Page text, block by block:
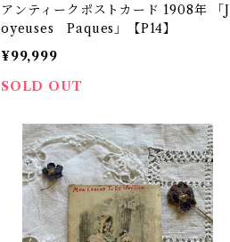
アンティークポストカード 1908年 「J
oyeuses Paques」【P14】
¥99,999
SOLD OUT